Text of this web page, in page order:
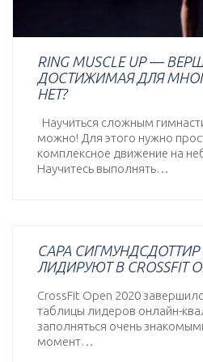
RING MUSCLE UP —
ДОСТИЖИМАЯ ДЛЯ
НЕТ?
Научиться сложным
можно! Для этого нужно
комплексное движение на
Научитесь выполнять…
САРА СИГМУНДСДОТТИР
ЛИДИРУЮТ В CROSSFIT
CrossFit Open 2020
таблицы лидеров онлайн-
заполняться очень
момент…